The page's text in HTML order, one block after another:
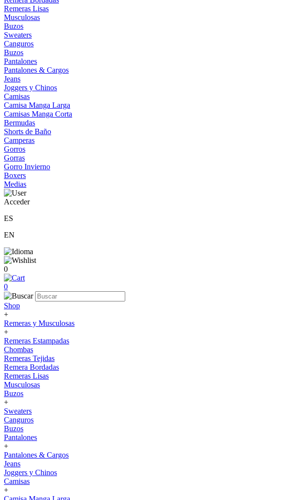
Remeras Lisas
Musculosas
Buzos
Sweaters
Canguros
Buzos
Pantalones
Pantalones & Cargos
Jeans
Joggers y Chinos
Camisas
Camisa Manga Larga
Camisas Manga Corta
Bermudas
Shorts de Baño
Camperas
Gorros
Gorras
Gorro Invierno
Boxers
Medias
Acceder
ES
EN
0
0
Shop
+
Remeras y Musculosas
+
Remeras Estampadas
Chombas
Remeras Tejidas
Remera Bordadas
Remeras Lisas
Musculosas
Buzos
+
Sweaters
Canguros
Buzos
Pantalones
+
Pantalones & Cargos
Jeans
Joggers y Chinos
Camisas
+